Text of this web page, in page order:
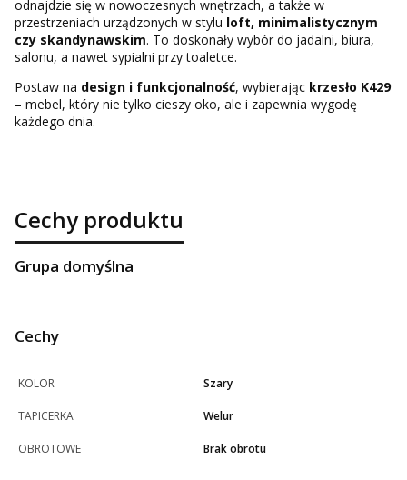
odnajdzie się w nowoczesnych wnętrzach, a także w
przestrzeniach urządzonych w stylu loft, minimalistycznym
czy skandynawskim. To doskonały wybór do jadalni, biura,
salonu, a nawet sypialni przy toaletce.
Postaw na design i funkcjonalność, wybierając krzesło K429
– mebel, który nie tylko cieszy oko, ale i zapewnia wygodę
każdego dnia.
Cechy produktu
Grupa domyślna
Cechy
KOLOR Szary
TAPICERKA Welur
OBROTOWE Brak obrotu